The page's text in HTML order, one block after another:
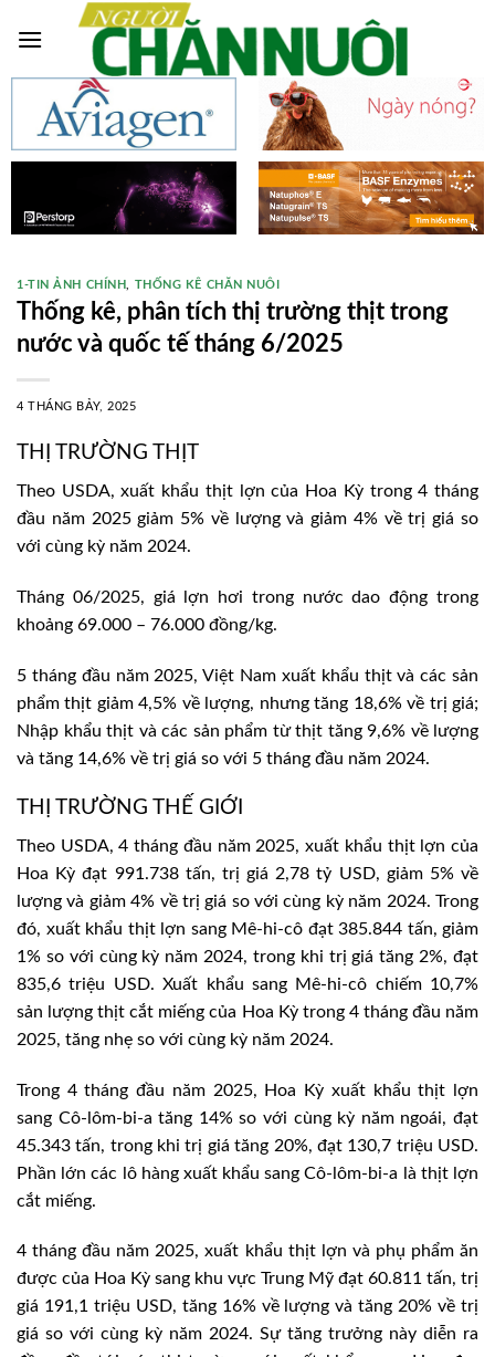
1-TIN ẢNH CHÍNH THỐNG KÊ CHĂN NUÔI
Thống kê, phân tích thị trường thịt trong
nước và quốc tế tháng 6/2025
4 THÁNG BẢY, 2025
THỊ TRƯỜNG THỊT
Theo USDA, xuất khẩu thịt lợn của Hoa Kỳ trong 4 tháng
đầu năm 2025 giảm 5% về lượng và giảm 4% về trị giá so
với cùng kỳ năm 2024.
Tháng 06/2025, giá lợn hơi trong nước dao động trong
khoảng 69.000 – 76.000 đồng/kg.
5 tháng đầu năm 2025, Việt Nam xuất khẩu thịt và các sản
phẩm thịt giảm 4,5% về lượng, nhưng tăng 18,6% về trị giá;
Nhập khẩu thịt và các sản phẩm từ thịt tăng 9,6% về lượng
và tăng 14,6% về trị giá so với 5 tháng đầu năm 2024.
THỊ TRƯỜNG THẾ GIỚI
Theo USDA, 4 tháng đầu năm 2025, xuất khẩu thịt lợn của
Hoa Kỳ đạt 991.738 tấn, trị giá 2,78 tỷ USD, giảm 5% về
lượng và giảm 4% về trị giá so với cùng kỳ năm 2024. Trong
đó, xuất khẩu thịt lợn sang Mê-hi-cô đạt 385.844 tấn, giảm
1% so với cùng kỳ năm 2024, trong khi trị giá tăng 2%, đạt
835,6 triệu USD. Xuất khẩu sang Mê-hi-cô chiếm 10,7%
sản lượng thịt cắt miếng của Hoa Kỳ trong 4 tháng đầu năm
2025, tăng nhẹ so với cùng kỳ năm 2024.
Trong 4 tháng đầu năm 2025, Hoa Kỳ xuất khẩu thịt lợn
sang Cô-lôm-bi-a tăng 14% so với cùng kỳ năm ngoái, đạt
45.343 tấn, trong khi trị giá tăng 20%, đạt 130,7 triệu USD.
Phần lớn các lô hàng xuất khẩu sang Cô-lôm-bi-a là thịt lợn
cắt miếng.
4 tháng đầu năm 2025, xuất khẩu thịt lợn và phụ phẩm ăn
được của Hoa Kỳ sang khu vực Trung Mỹ đạt 60.811 tấn, trị
giá 191,1 triệu USD, tăng 16% về lượng và tăng 20% về trị
giá so với cùng kỳ năm 2024. Sự tăng trưởng này diễn ra